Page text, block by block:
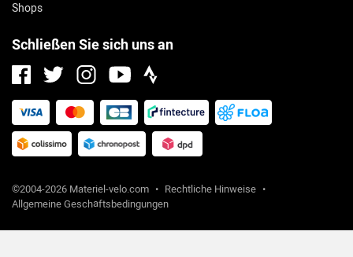
Shops
Schließen Sie sich uns an
FacebookTwitterInstagramYoutubeStrava
©2004-2026 Materiel-velo.com • Rechtliche Hinweise •
Allgemeine Geschäftsbedingungen